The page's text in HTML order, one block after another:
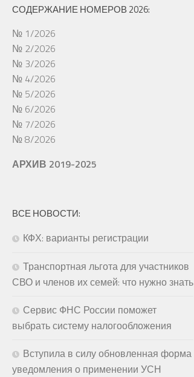
СОДЕРЖАНИЕ НОМЕРОВ 2026:
№ 1/2026
№ 2/2026
№ 3/2026
№ 4/2026
№ 5/2026
№ 6/2026
№ 7/2026
№ 8/2026
АРХИВ 2019-2025
ВСЕ НОВОСТИ:
КФХ: варианты регистрации
Транспортная льгота для участников
СВО и членов их семей: что нужно знать
Сервис ФНС России поможет
выбрать систему налогообложения
Вступила в силу обновленная форма
уведомления о применении УСН